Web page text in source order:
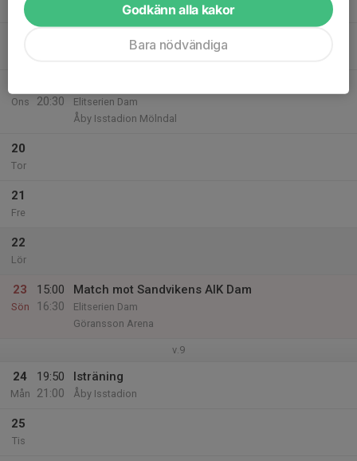
Mån
Isträning halvplan med utv laget
Ons
20:30
Elitserien Dam
Åby Isstadion Mölndal
20
Tor
21
Fre
22
Lör
23
Sön
15:00
16:30
Match mot Sandvikens AIK Dam
Elitserien Dam
Göransson Arena
v.9
24
Mån
19:50
21:00
Isträning
Åby Isstadion
25
Tis
Godkänn alla kakor
Bara nödvändiga